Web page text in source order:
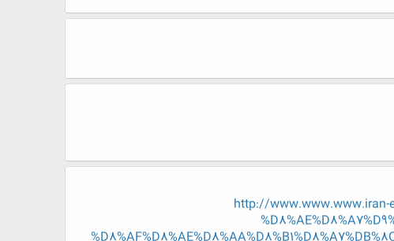
http://www.www.www.iran-